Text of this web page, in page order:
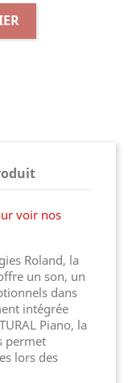
voir nos
Roland, la
un son, un
dans
intégrée
Piano, la
permet
lors des